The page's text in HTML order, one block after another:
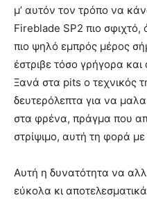
μ’ αυτόν τον τρόπο να
Fireblade SP2 πιο
πιο ψηλό εμπρός μέρος
έστριβε τόσο γρήγορα και
Ξανά στα pits o τεχνικός
δευτερόλεπτα για να
στα φρένα, πράγμα που
στρίψιμο, αυτή τη φορά
Αυτή η δυνατότητα να
εύκολα κι